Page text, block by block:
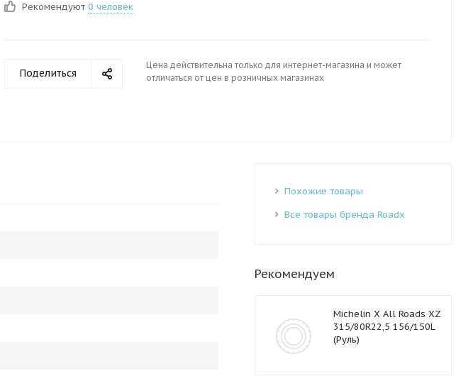
Рекомендуют 0 человек
Поделиться
Цена действительна только для интернет-магазина и может
отличаться от цен в розничных магазинах
Похожие товары
Все товары бренда Roadx
Рекомендуем
Michelin X All Roads XZ
315/80R22,5 156/150L
(Руль)